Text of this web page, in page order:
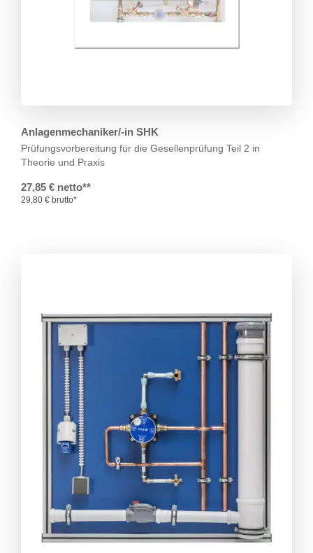
Anlagenmechaniker/-in SHK
Prüfungsvorbereitung für die Gesellenprüfung Teil 2 in
Theorie und Praxis
27,85 € netto**
29,80 € brutto*